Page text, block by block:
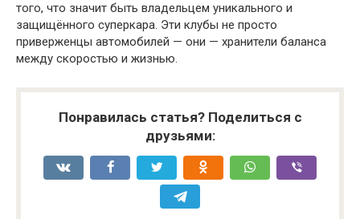
того, что значит быть владельцем уникального и
защищённого суперкара. Эти клубы не просто
приверженцы автомобилей — они — хранители баланса
между скоростью и жизнью.
Понравилась статья? Поделиться с
друзьями: